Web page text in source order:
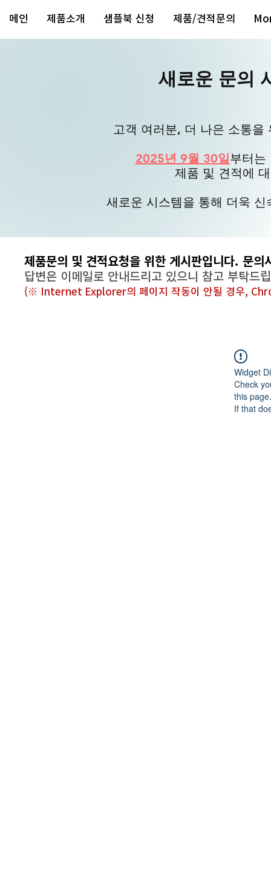
메인 제품소개 샘플북 신청 제품/견적문의
새로운 문의
고객 여러분, 더 나은 소통을
2025년 9월 30일부터는
제품 및 견적에
새로운 시스템을 통해 더욱
제품문의 및 견적요청을 위한 게시판입니다. 문
답변은 이메일로 안내드리고 있으니 참고 부탁드
(※ Internet Explorer의 페이지 작동이 안될 경우,
Widget
Check
this page.
If that